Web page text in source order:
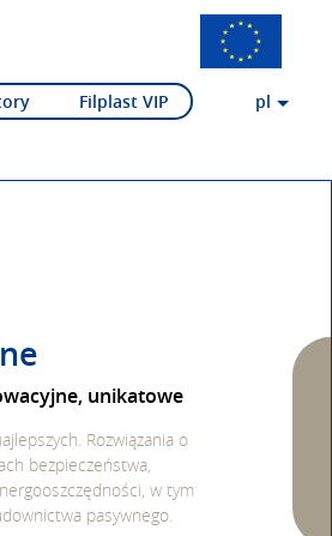
Filplast VIP pl
unikatowe
Rozwiązania o
bezpieczeństwa,
w tym
pasywnego.